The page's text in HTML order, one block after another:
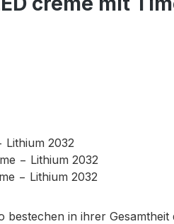
Lithium 2032
− Lithium 2032
− Lithium 2032
in ihrer